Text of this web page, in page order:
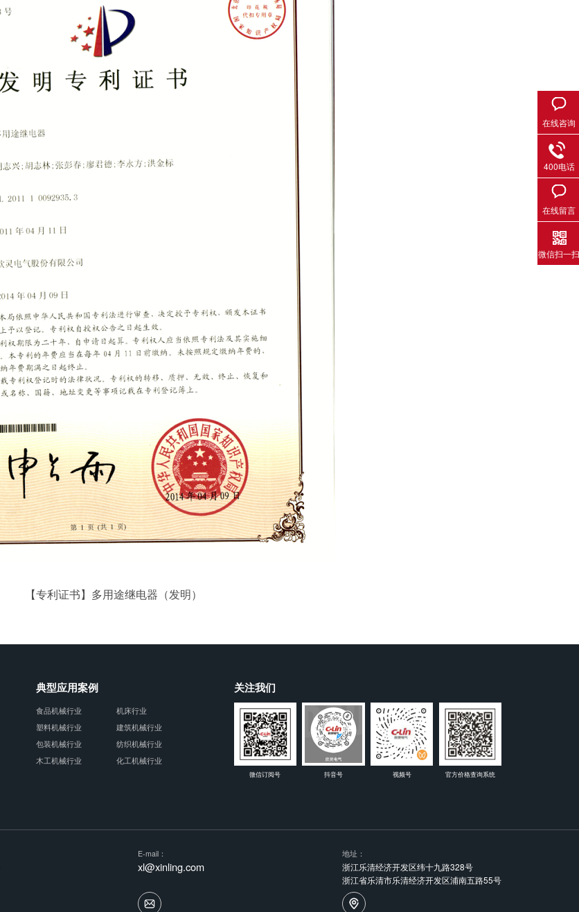
【专利证书】多用途继电器（发明）
典型应用案例
食品机械行业
机床行业
塑料机械行业
建筑机械行业
包装机械行业
纺织机械行业
木工机械行业
化工机械行业
关注我们
微信订阅号 抖音号 视频号 官方价格查询系统
E-mail：
xl@xinling.com
地址：
浙江乐清经济开发区纬十九路328号
浙江省乐清市乐清经济开发区浦南五路55号
在线咨询
400电话
在线留言
微信扫一扫